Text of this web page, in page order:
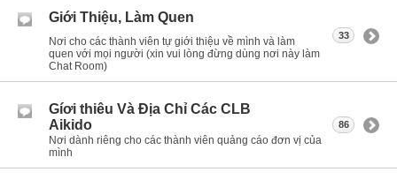
Giới Thiệu, Làm Quen
Nơi cho các thành viên tự giới thiệu về mình và làm
quen với mọi người (xin vui lòng đừng dùng nơi này làm
Chat Room)
33
Gíơi thiêu Và Địa Chỉ Các CLB
Aikido
Nơi dành riêng cho các thành viên quảng cáo đơn vị của
mình
86